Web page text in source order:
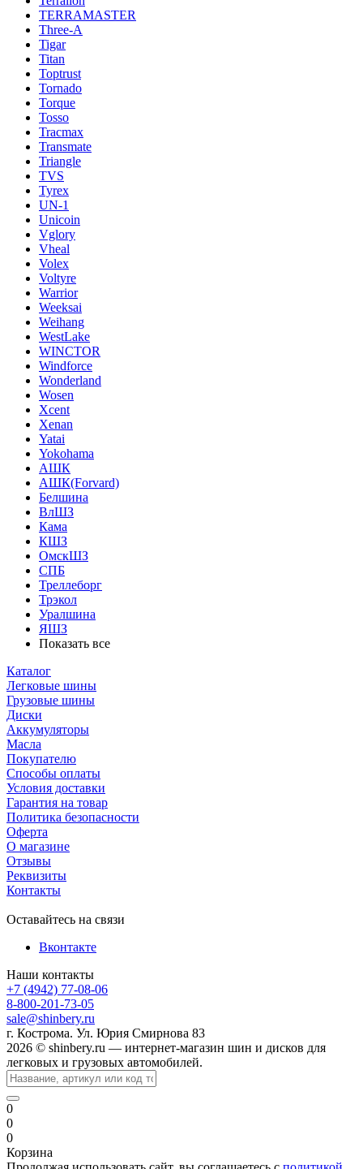
TERRAMASTER
Three-A
Tigar
Titan
Toptrust
Tornado
Torque
Tosso
Tracmax
Transmate
Triangle
TVS
Tyrex
UN-1
Unicoin
Vglory
Vheal
Volex
Voltyre
Warrior
Weeksai
Weihang
WestLake
WINCTOR
Windforce
Wonderland
Wosen
Xcent
Xenan
Yatai
Yokohama
АШК
АШК(Forvard)
Белшина
ВлШЗ
Кама
КШЗ
ОмскШЗ
СПБ
Треллеборг
Трэкол
Уралшина
ЯШЗ
Показать все
Каталог
Легковые шины
Грузовые шины
Диски
Аккумуляторы
Масла
Покупателю
Способы оплаты
Условия доставки
Гарантия на товар
Политика безопасности
Оферта
О магазине
Отзывы
Реквизиты
Контакты
Оставайтесь на связи
Вконтакте
Наши контакты
+7 (4942) 77-08-06
8-800-201-73-05
sale@shinbery.ru
г. Кострома. Ул. Юрия Смирнова 83
2026 © shinbery.ru — интернет-магазин шин и дисков для
легковых и грузовых автомобилей.
0
0
0
Корзина